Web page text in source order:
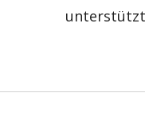
unterstützt